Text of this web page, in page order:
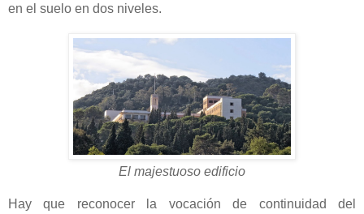
en el suelo en dos niveles.
El majestuoso edificio
Hay que reconocer la vocación de continuidad del